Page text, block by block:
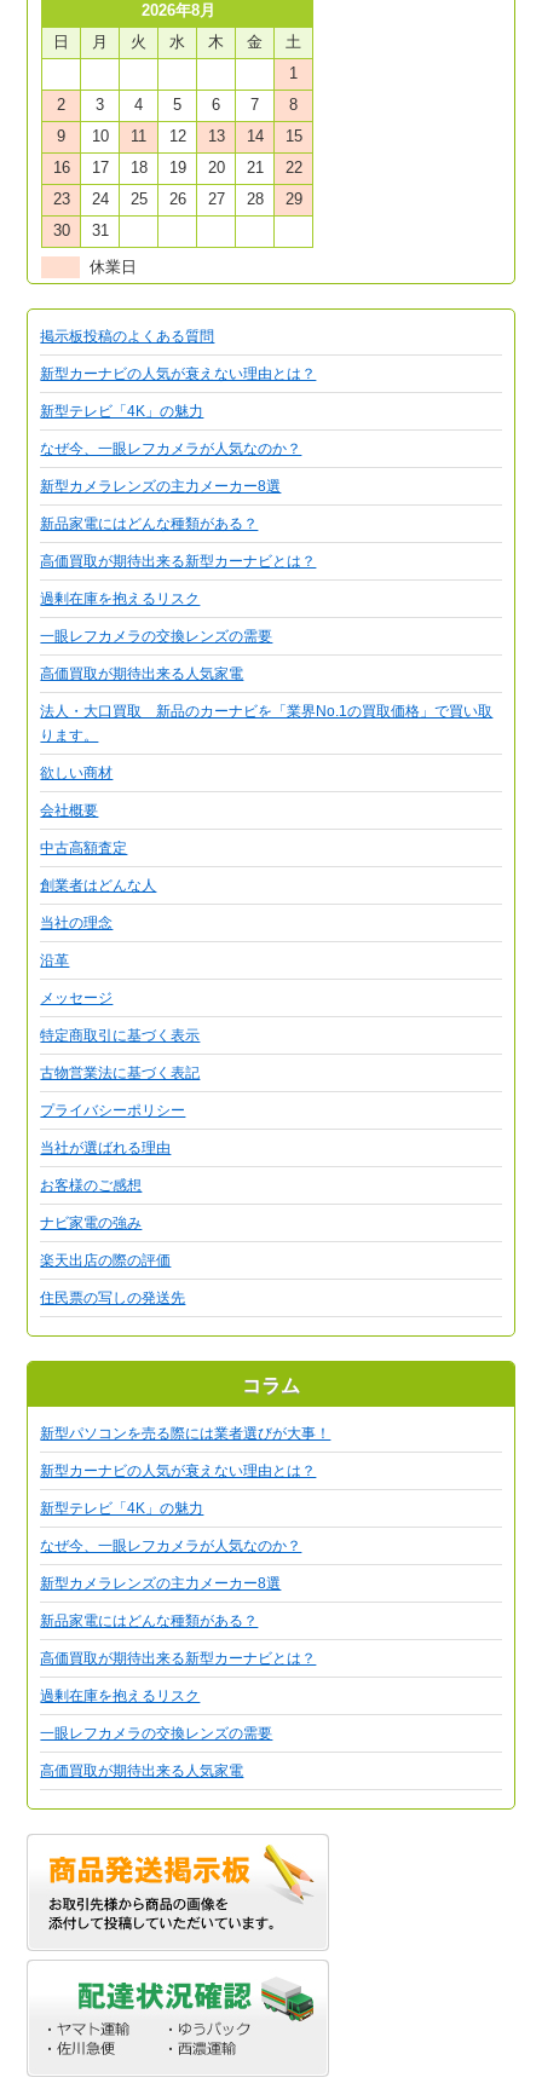
2026年8月
日
月 火 水 木 金
土
1
2
3 4 5 6 7
8
9
10 11 12 13 14
15
16
17 18 19 20 21
22
23
24 25 26 27 28
29
30
31
休業日
掲示板投稿のよくある質問
新型カーナビの人気が衰えない理由とは？
新型テレビ「4K」の魅力
なぜ今、一眼レフカメラが人気なのか？
新型カメラレンズの主力メーカー8選
新品家電にはどんな種類がある？
高価買取が期待出来る新型カーナビとは？
過剰在庫を抱えるリスク
一眼レフカメラの交換レンズの需要
高価買取が期待出来る人気家電
法人・大口買取 新品のカーナビを「業界No.1の買取価格」で買い取
ります。
欲しい商材
会社概要
中古高額査定
創業者はどんな人
当社の理念
沿革
メッセージ
特定商取引に基づく表示
古物営業法に基づく表記
プライバシーポリシー
当社が選ばれる理由
お客様のご感想
ナビ家電の強み
楽天出店の際の評価
住民票の写しの発送先
コラム
新型パソコンを売る際には業者選びが大事！
新型カーナビの人気が衰えない理由とは？
新型テレビ「4K」の魅力
なぜ今、一眼レフカメラが人気なのか？
新型カメラレンズの主力メーカー8選
新品家電にはどんな種類がある？
高価買取が期待出来る新型カーナビとは？
過剰在庫を抱えるリスク
一眼レフカメラの交換レンズの需要
高価買取が期待出来る人気家電